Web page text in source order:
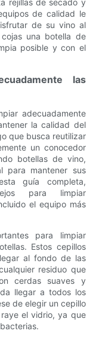
rejillas de secado y
de calidad le
de su vino al
una botella de
posible y con el
las
adecuadamente
la calidad del
que busca reutilizar
un conocedor
botellas de vino,
para mantener sus
guía completa,
para limpiar
el equipo más
para limpiar
Estos cepillos
al fondo de las
residuo que
cerdas suaves y
llegar a todos los
de elegir un cepillo
el vidrio, ya que